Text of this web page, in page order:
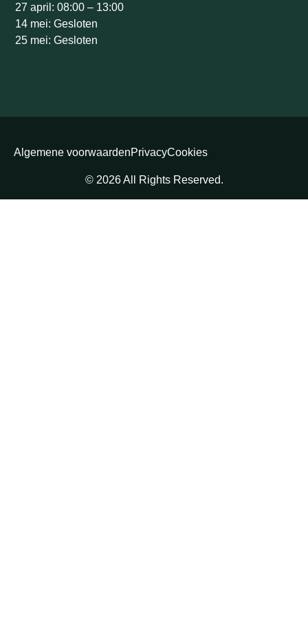
27 april: 08:00 – 13:00
14 mei: Gesloten
25 mei: Gesloten
Algemene voorwaardenPrivacyCookies
© 2026 All Rights Reserved.